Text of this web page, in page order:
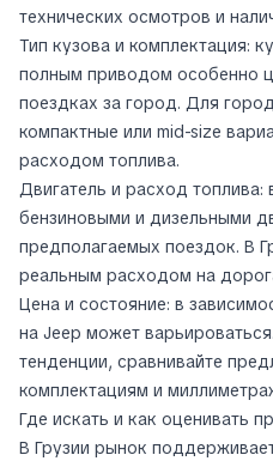
технических осмотров и
Тип кузова и комплектация:
полным приводом особенно
поездках за город. Для
компактные или mid-size
расходом топлива.
Двигатель и расход
бензиновыми и дизельными
предполагаемых поездок. В
реальным расходом на
Цена и состояние: в
на Jeep может
тенденции, сравнивайте
комплектациям и
Где искать и как оценивать
В Грузии рынок